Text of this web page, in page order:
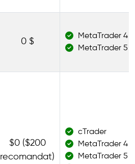
0 $
MetaTrader 4
MetaTrader 5
$0 ($200
recomandat)
cTrader
MetaTrader 4
MetaTrader 5